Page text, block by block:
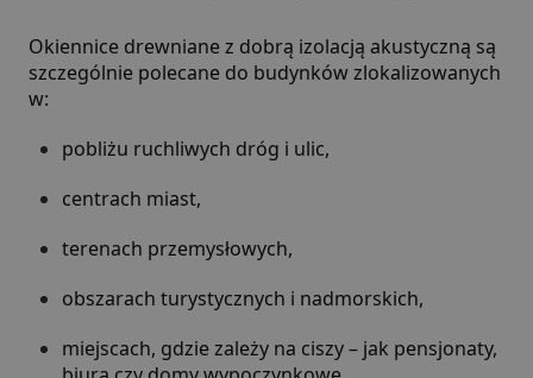
Okiennice drewniane z dobrą izolacją akustyczną są
szczególnie polecane do budynków zlokalizowanych
w:
pobliżu ruchliwych dróg i ulic,
centrach miast,
terenach przemysłowych,
obszarach turystycznych i nadmorskich,
miejscach, gdzie zależy na ciszy – jak pensjonaty,